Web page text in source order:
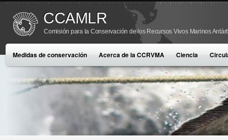
CCAMLR
Comisión para la Conservación de los Recursos Vivos Marinos
Medidas de conservación Acerca de la CCRVMA Ciencia